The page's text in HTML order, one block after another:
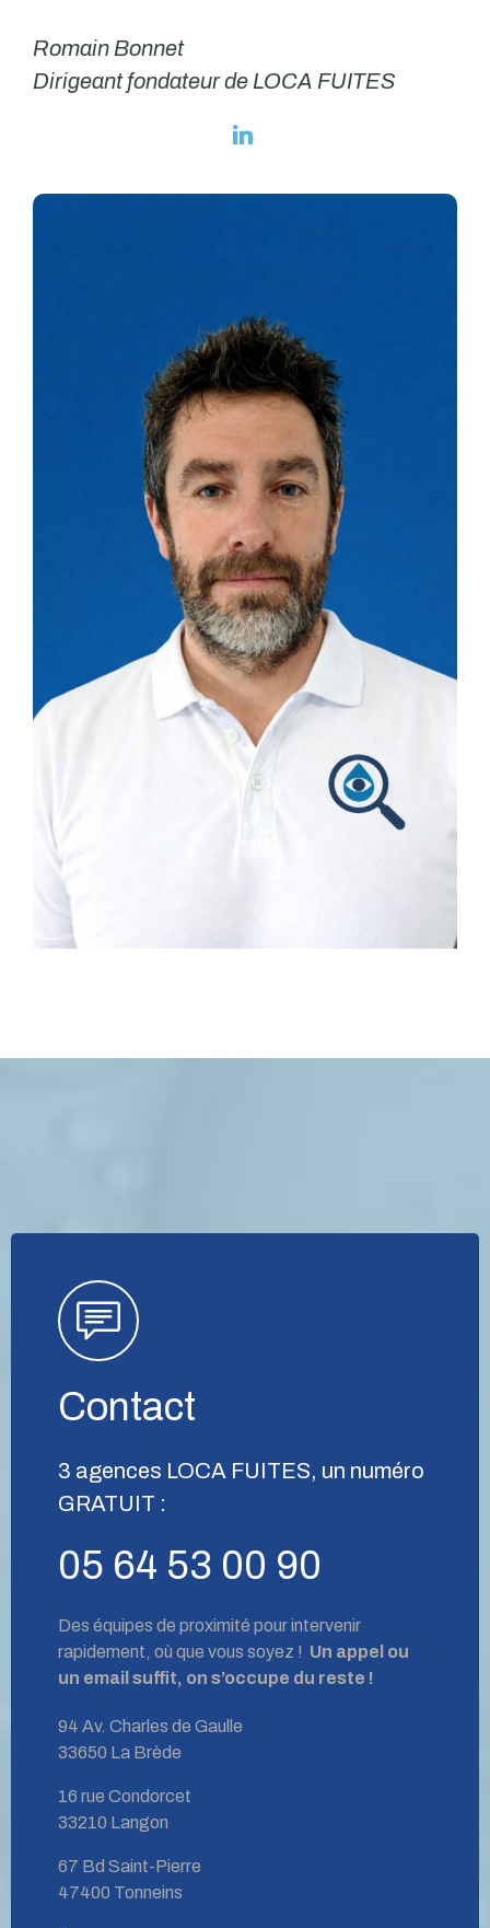
Romain Bonnet
Dirigeant fondateur de LOCA FUITES
Contact
3 agences LOCA FUITES, un numéro
GRATUIT :
05 64 53 00 90
Des équipes de proximité pour intervenir
rapidement, où que vous soyez ! Un appel ou
un email suffit, on s’occupe du reste !
94 Av. Charles de Gaulle
33650 La Brède
16 rue Condorcet
33210 Langon
67 Bd Saint-Pierre
47400 Tonneins